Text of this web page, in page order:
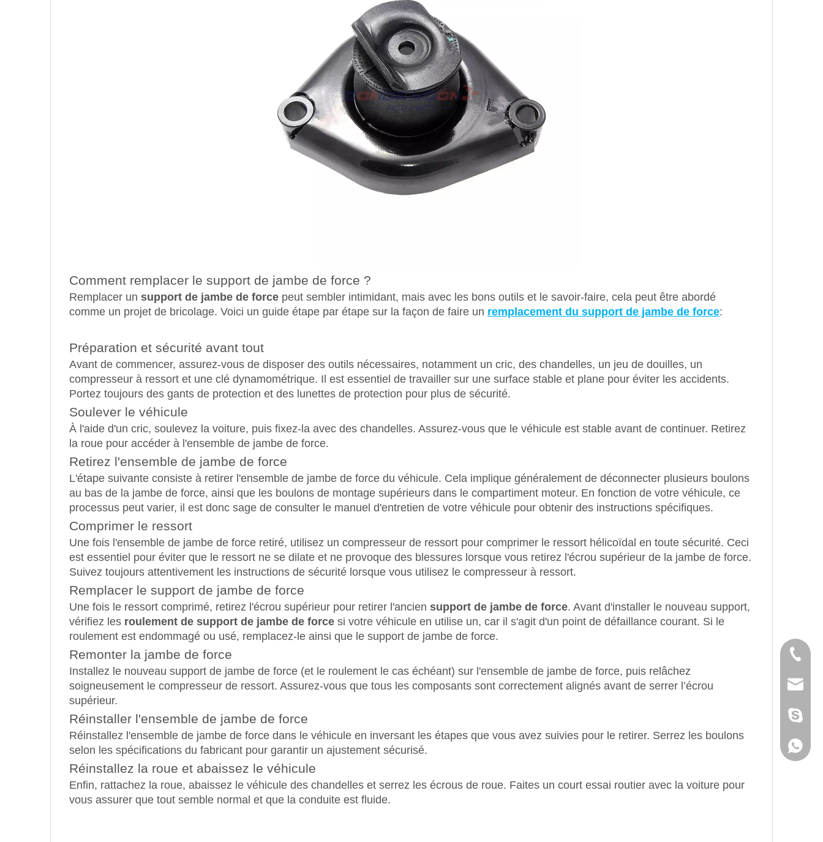
Comment remplacer le support de jambe de force ?
Remplacer un support de jambe de force peut sembler intimidant, mais avec les bons outils et le savoir-faire, cela peut être abordé
comme un projet de bricolage. Voici un guide étape par étape sur la façon de faire un remplacement du support de jambe de force:
Préparation et sécurité avant tout
Avant de commencer, assurez-vous de disposer des outils nécessaires, notamment un cric, des chandelles, un jeu de douilles, un
compresseur à ressort et une clé dynamométrique. Il est essentiel de travailler sur une surface stable et plane pour éviter les accidents.
Portez toujours des gants de protection et des lunettes de protection pour plus de sécurité.
Soulever le véhicule
À l'aide d'un cric, soulevez la voiture, puis fixez-la avec des chandelles. Assurez-vous que le véhicule est stable avant de continuer. Retirez
la roue pour accéder à l'ensemble de jambe de force.
Retirez l'ensemble de jambe de force
L'étape suivante consiste à retirer l'ensemble de jambe de force du véhicule. Cela implique généralement de déconnecter plusieurs boulons
au bas de la jambe de force, ainsi que les boulons de montage supérieurs dans le compartiment moteur. En fonction de votre véhicule, ce
processus peut varier, il est donc sage de consulter le manuel d'entretien de votre véhicule pour obtenir des instructions spécifiques.
Comprimer le ressort
Une fois l'ensemble de jambe de force retiré, utilisez un compresseur de ressort pour comprimer le ressort hélicoïdal en toute sécurité. Ceci
est essentiel pour éviter que le ressort ne se dilate et ne provoque des blessures lorsque vous retirez l'écrou supérieur de la jambe de force.
Suivez toujours attentivement les instructions de sécurité lorsque vous utilisez le compresseur à ressort.
Remplacer le support de jambe de force
Une fois le ressort comprimé, retirez l'écrou supérieur pour retirer l'ancien support de jambe de force. Avant d'installer le nouveau support,
vérifiez les roulement de support de jambe de force si votre véhicule en utilise un, car il s'agit d'un point de défaillance courant. Si le
roulement est endommagé ou usé, remplacez-le ainsi que le support de jambe de force.
Remonter la jambe de force
Installez le nouveau support de jambe de force (et le roulement le cas échéant) sur l'ensemble de jambe de force, puis relâchez
soigneusement le compresseur de ressort. Assurez-vous que tous les composants sont correctement alignés avant de serrer l’écrou
supérieur.
Réinstaller l'ensemble de jambe de force
Réinstallez l'ensemble de jambe de force dans le véhicule en inversant les étapes que vous avez suivies pour le retirer. Serrez les boulons
selon les spécifications du fabricant pour garantir un ajustement sécurisé.
Réinstallez la roue et abaissez le véhicule
Enfin, rattachez la roue, abaissez le véhicule des chandelles et serrez les écrous de roue. Faites un court essai routier avec la voiture pour
vous assurer que tout semble normal et que la conduite est fluide.
Tél
E-mail
Skype